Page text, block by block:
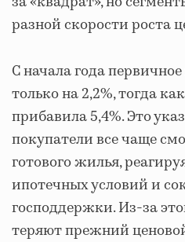
разной скорости роста
С начала года
только на 2,2%, тогда
прибавила 5,4%. Это
покупатели все чаще
готового жилья,
ипотечных условий и
господдержки. Из-за
теряют прежний